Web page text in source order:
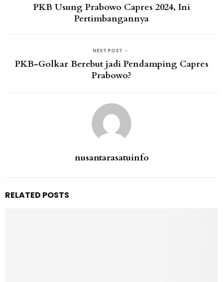
PKB Usung Prabowo Capres 2024, Ini
Pertimbangannya
NEXT POST
PKB-Golkar Berebut jadi Pendamping Capres
Prabowo?
nusantarasatuinfo
RELATED POSTS